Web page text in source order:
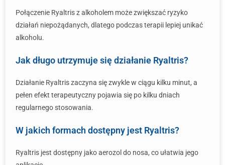
Połączenie Ryaltris z alkoholem może zwiększać ryzyko
działań niepożądanych, dlatego podczas terapii lepiej unikać
alkoholu.
Jak długo utrzymuje się działanie Ryaltris?
Działanie Ryaltris zaczyna się zwykle w ciągu kilku minut, a
pełen efekt terapeutyczny pojawia się po kilku dniach
regularnego stosowania.
W jakich formach dostępny jest Ryaltris?
Ryaltris jest dostępny jako aerozol do nosa, co ułatwia jego